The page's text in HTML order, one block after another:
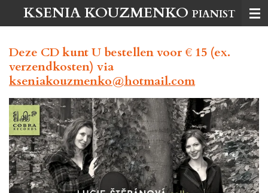
direct
de
hoofdinhoud
KSENIA KOUZMENKO PIANIST
Deze CD kunt U bestellen voor € 15 (ex.
verzendkosten) via
kseniakouzmenko@hotmail.com